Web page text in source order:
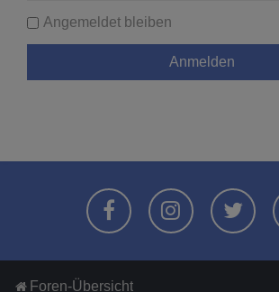
Angemeldet bleiben
Foren-Übersicht